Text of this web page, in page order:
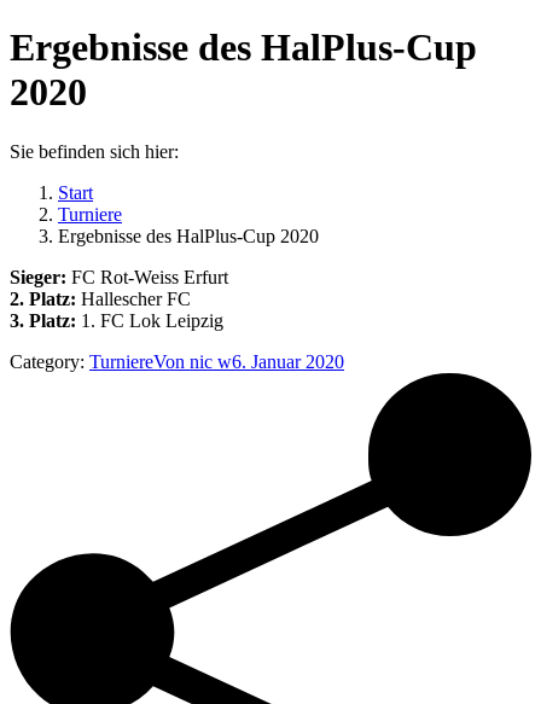
Ergebnisse des HalPlus-Cup
2020
Sie befinden sich hier:
Start
Turniere
Ergebnisse des HalPlus-Cup 2020
Sieger: FC Rot-Weiss Erfurt
2. Platz: Hallescher FC
3. Platz: 1. FC Lok Leipzig
Category: TurniereVon nic w6. Januar 2020